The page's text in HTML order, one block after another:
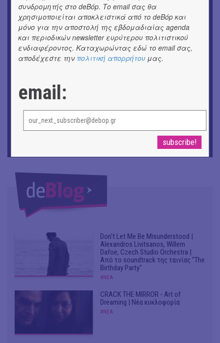
λαού
Ομαδική έκθεση | Προσωρινά για Πάντα
ΕΙΚΑΣΤΙΚΑ
Θανάσης Λάλας-Κώστας Τσόκλης - Συνομιλώντας με
Don't Let Me Be Misunderstood |
Alexandros Livitsanos, Willem
Dafoe, Czech Studio Orchestra |
Από το soundtrack της ταινίας "The
Birthday Party"
#ΝΕΑ
CRACK THE MIRROR - Art of
Dreaming | Νέα κυκλοφορία
#ΝΕΑ
συνδρομητής στο deBόp. Το email σας θα
χρησιμοποιείται αποκλειστικά από το deBόp και
μόνο για την αποστολή της εβδομαδιαίας agenda
και περιοδικών newsletter ευρύτερου πολιτιστικού
ενδιαφέροντος. Καταχωρώντας εδώ το email σας,
αποδέχεστε την πολιτική απορρήτου μας.
email: